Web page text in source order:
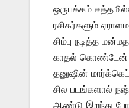
ஒருபக்கம்
ரசிகர்களும்
சிம்பு நடித்த
காதல் கொண்டேன்
தனுஷின்
சில படங்களால்
ஆண்டு இறந்து